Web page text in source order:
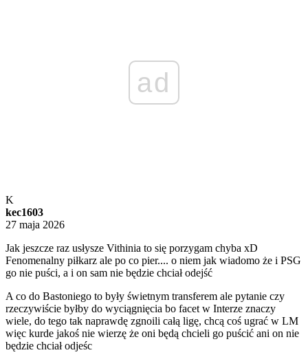
ad
K
kec1603
27 maja 2026
Jak jeszcze raz usłysze Vithinia to się porzygam chyba xD
Fenomenalny piłkarz ale po co pier.... o niem jak wiadomo że i PSG
go nie puści, a i on sam nie będzie chciał odejść
A co do Bastoniego to były świetnym transferem ale pytanie czy
rzeczywiście byłby do wyciągnięcia bo facet w Interze znaczy
wiele, do tego tak naprawdę zgnoili całą ligę, chcą coś ugrać w LM
więc kurde jakoś nie wierzę że oni będą chcieli go puścić ani on nie
będzie chciał odjeśc